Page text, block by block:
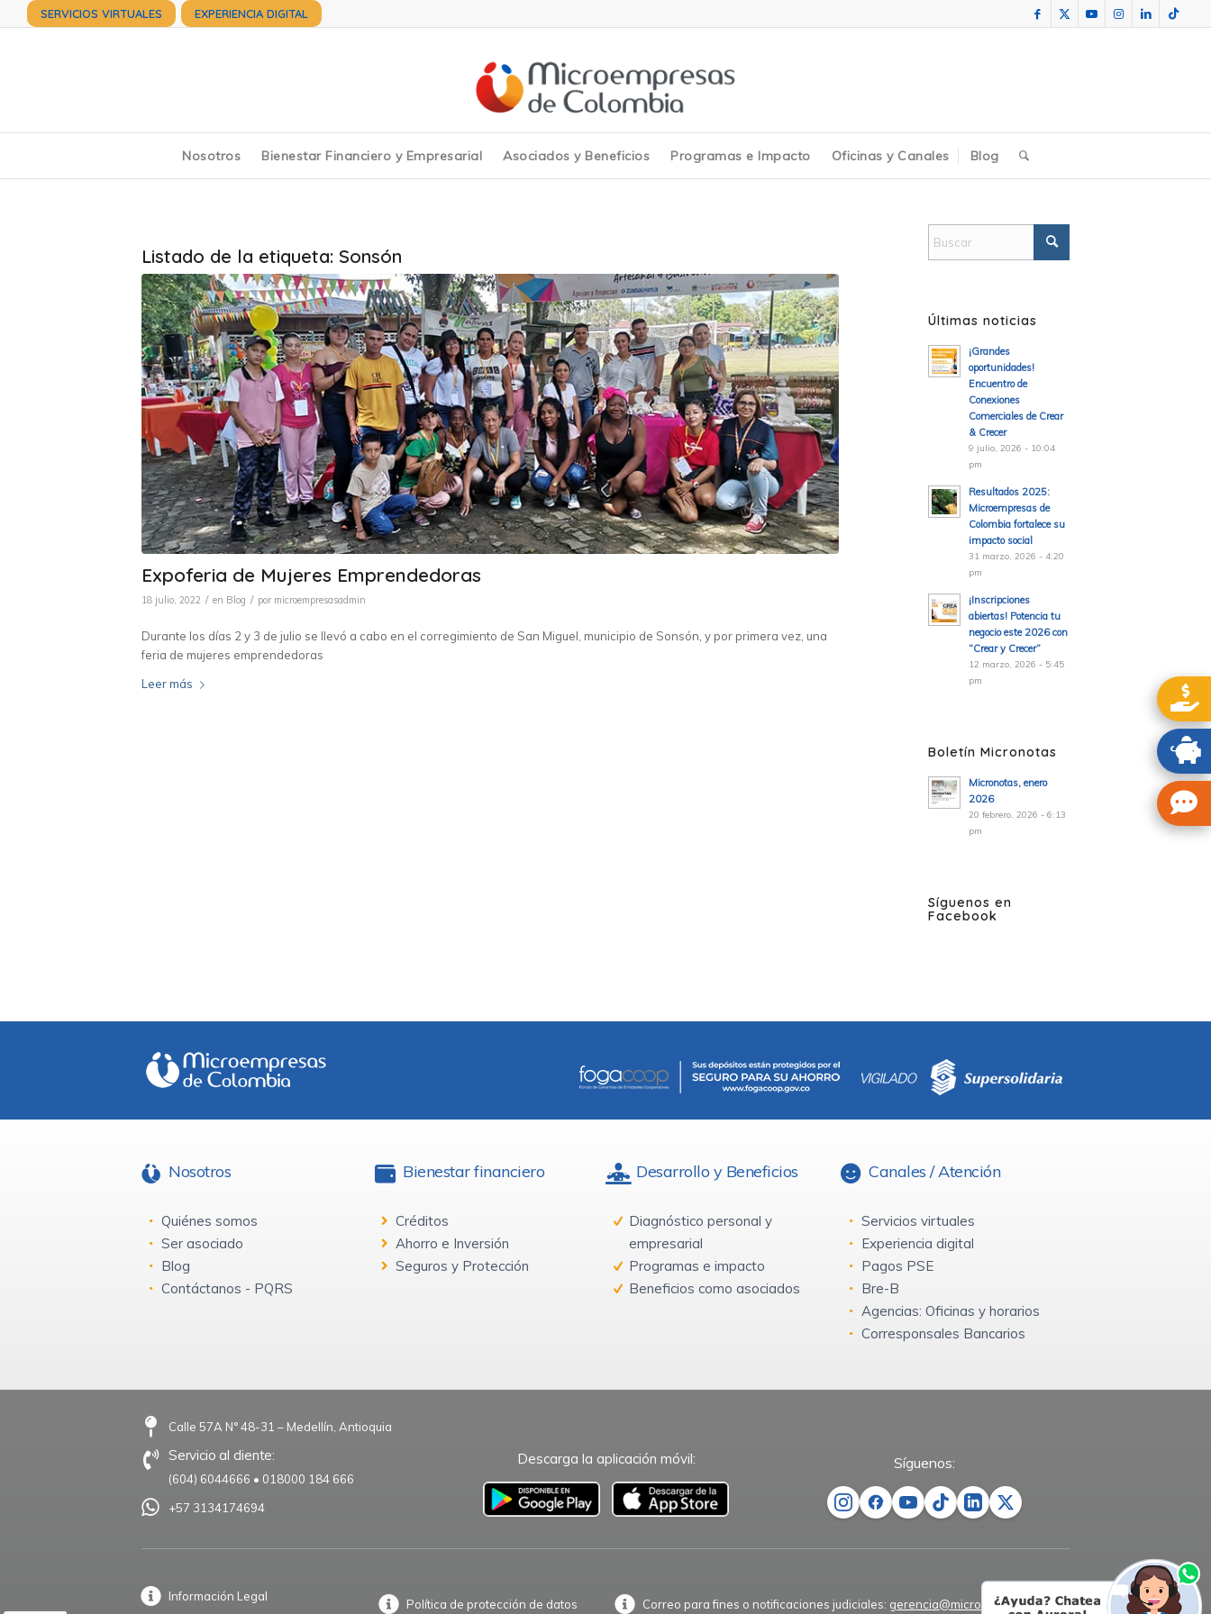
SERVICIOS VIRTUALES EXPERIENCIA DIGITAL
Nosotros Bienestar Financiero y Empresarial Asociados y Beneficios Programas e Impacto Oficinas y Canales Blog
Listado de la etiqueta: Sonsón
Expoferia de Mujeres Emprendedoras
18 julio, 2022 / en Blog / por microempresasadmin
Durante los días 2 y 3 de julio se llevó a cabo en el corregimiento de San Miguel, municipio de Sonsón, y por primera vez, una
feria de mujeres emprendedoras
Leer más
Últimas noticias
¡Grandes
oportunidades!
Encuentro de
Conexiones
Comerciales de Crear
& Crecer
9 julio, 2026 - 10:04
pm
Resultados 2025:
Microempresas de
Colombia fortalece su
impacto social
31 marzo, 2026 - 4:20
pm
¡Inscripciones
abiertas! Potencia tu
negocio este 2026 con
“Crear y Crecer”
12 marzo, 2026 - 5:45
pm
Boletín Micronotas
Micronotas, enero
2026
20 febrero, 2026 - 6:13
pm
Síguenos en
Facebook
Nosotros
Quiénes somos
Ser asociado
Blog
Contáctanos - PQRS
Bienestar financiero
Créditos
Ahorro e Inversión
Seguros y Protección
Desarrollo y Beneficios
Diagnóstico personal y
empresarial
Programas e impacto
Beneficios como asociados
Canales / Atención
Servicios virtuales
Experiencia digital
Pagos PSE
Bre-B
Agencias: Oficinas y horarios
Corresponsales Bancarios
Calle 57A N° 48-31 – Medellín, Antioquia
Servicio al cliente:
(604) 6044666 • 018000 184 666
+57 3134174694
Descarga la aplicación móvil: Síguenos:
Información Legal
Política de protección de datos Correo para fines o notificaciones judiciales: gerencia@microempresas.co